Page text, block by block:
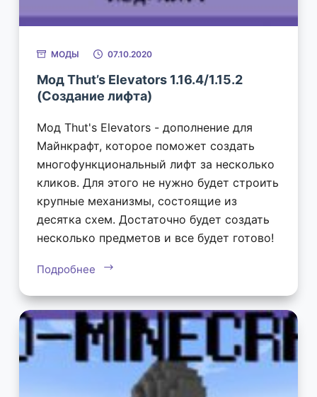
МОДЫ 07.10.2020
Мод Thut’s Elevators 1.16.4/1.15.2
(Создание лифта)
Мод Thut's Elevators - дополнение для
Майнкрафт, которое поможет создать
многофункциональный лифт за несколько
кликов. Для этого не нужно будет строить
крупные механизмы, состоящие из
десятка схем. Достаточно будет создать
несколько предметов и все будет готово!
Подробнее